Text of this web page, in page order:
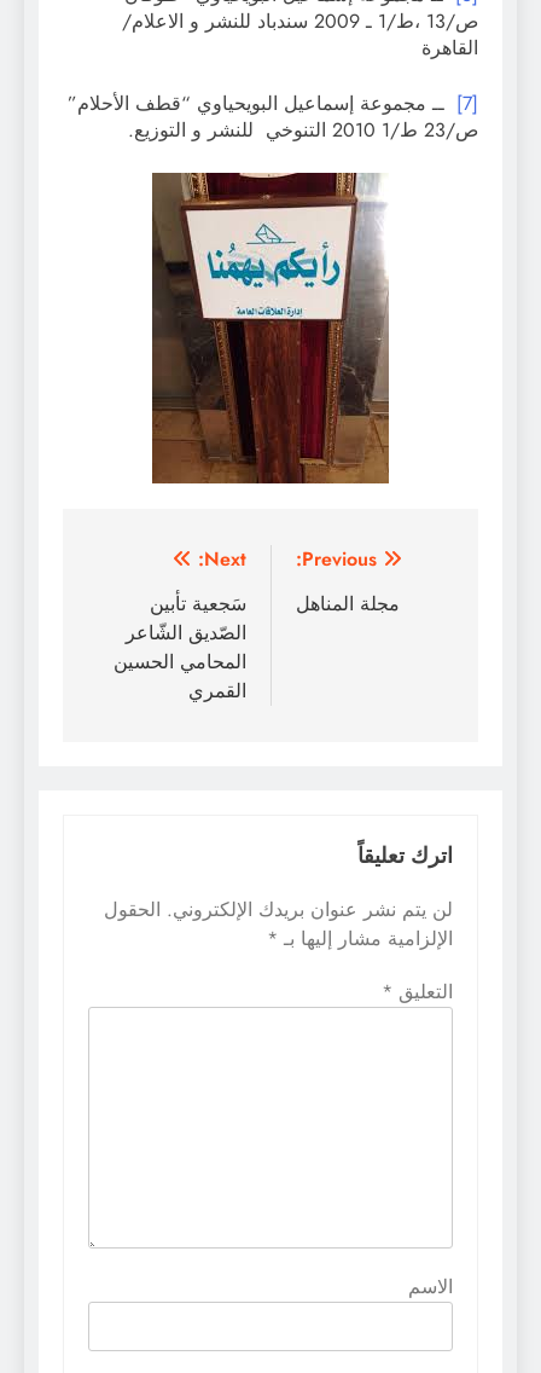
ص/13 ،ط/1 ـ 2009 سندباد للنشر و الاعلام/
القاهرة
[7]
ــ مجموعة إسماعيل البويحياوي “قطف الأحلام”
ص/23 ط/1 2010 التنوخي للنشر و التوزيع.
تصفّح
المقالات
Previous:
مجلة المناهل
Next:
سَجعية تأبين
الصّديق الشّاعر
المحامي الحسين
القمري
اترك تعليقاً
لن يتم نشر عنوان بريدك الإلكتروني. الحقول
الإلزامية مشار إليها بـ *
التعليق *
الاسم